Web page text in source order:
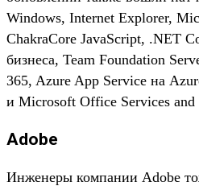
Windows, Internet Explorer,
ChakraCore JavaScript, .NET
бизнеса, Team Foundation
365, Azure App Service на
и Microsoft Office Services and
Adobe
Инженеры компании Adobe